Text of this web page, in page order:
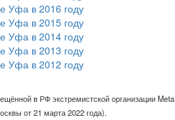
Уфа в 2016 году
Уфа в 2015 году
Уфа в 2014 году
Уфа в 2013 году
Уфа в 2012 году
в РФ экстремистской организации Meta
от 21 марта 2022 года).